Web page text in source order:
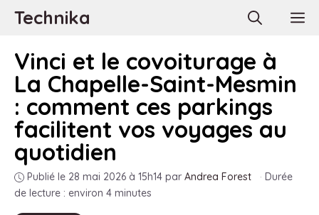
AllerTechnika
Vinci et le covoiturage à
La Chapelle-Saint-Mesmin
: comment ces parkings
facilitent vos voyages au
quotidien
Publié le 28 mai 2026 à 15h14 par Andrea Forest · Durée
de lecture : environ 4 minutes